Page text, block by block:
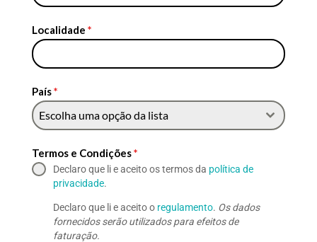
Localidade *
País*
Escolha uma opção da lista
Termos e Condições*
Declaro que li e aceito os termos da política de
privacidade.
Declaro que li e aceito o regulamento. Os dados
fornecidos serão utilizados para efeitos de
faturação.